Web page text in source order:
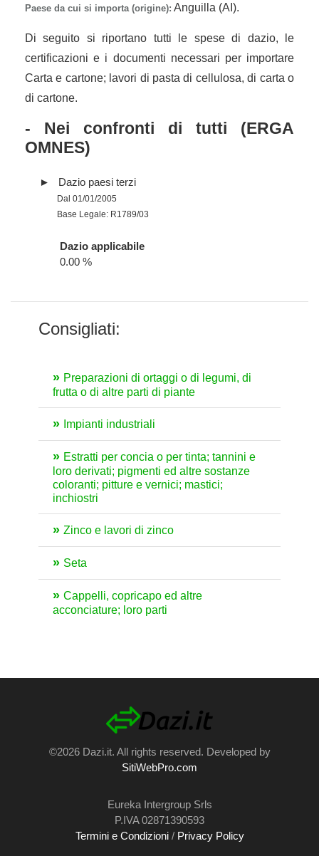
Paese da cui si importa (origine): Anguilla (AI).
Di seguito si riportano tutti le spese di dazio, le
certificazioni e i documenti necessari per importare
Carta e cartone; lavori di pasta di cellulosa, di carta o
di cartone.
- Nei confronti di tutti (ERGA
OMNES)
Dazio paesi terzi
Dal 01/01/2005
Base Legale: R1789/03
Dazio applicabile
0.00 %
Consigliati:
Preparazioni di ortaggi o di legumi, di
frutta o di altre parti di piante
Impianti industriali
Estratti per concia o per tinta; tannini e
loro derivati; pigmenti ed altre sostanze
coloranti; pitture e vernici; mastici;
inchiostri
Zinco e lavori di zinco
Seta
Cappelli, copricapo ed altre
acconciature; loro parti
©2026 Dazi.it. All rights reserved. Developed by
SitiWebPro.com
Eureka Intergroup Srls
P.IVA 02871390593
Termini e Condizioni/ Privacy Policy